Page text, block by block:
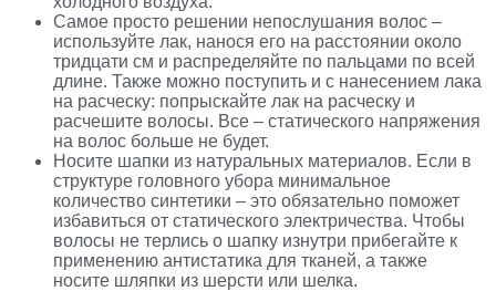
Самое просто решении непослушания волос –
используйте лак, нанося его на расстоянии около
тридцати см и распределяйте по пальцами по всей
длине. Также можно поступить и с нанесением лака
на расческу: попрыскайте лак на расческу и
расчешите волосы. Все – статического напряжения
на волос больше не будет.
Носите шапки из натуральных материалов. Если в
структуре головного убора минимальное
количество синтетики – это обязательно поможет
избавиться от статического электричества. Чтобы
волосы не терлись о шапку изнутри прибегайте к
применению антистатика для тканей, а также
носите шляпки из шерсти или шелка.